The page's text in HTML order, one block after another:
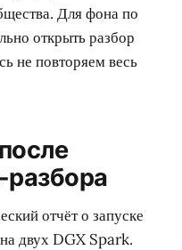
Для фона по
открыть разбор
не повторяем весь
разбора
отчёт о запуске
двух DGX Spark.